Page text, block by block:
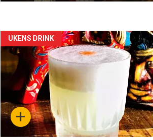
Forsiden
akkurat
nå
-
+
UKENS DRINK